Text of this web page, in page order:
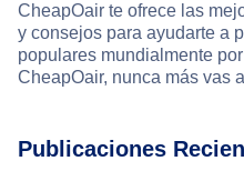
CheapOair te ofrece las
y consejos para ayudarte a
populares mundialmente
CheapOair, nunca más vas
Publicaciones